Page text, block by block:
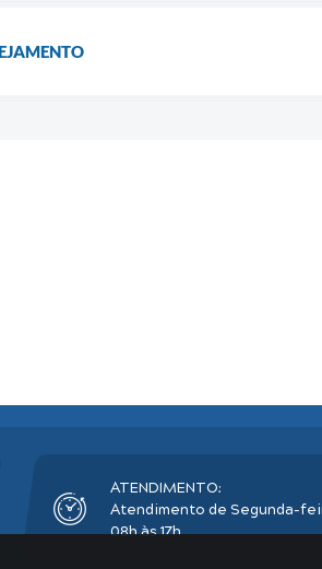
ATENDIMENTO:
Atendimento de Segunda-
08h às 17h